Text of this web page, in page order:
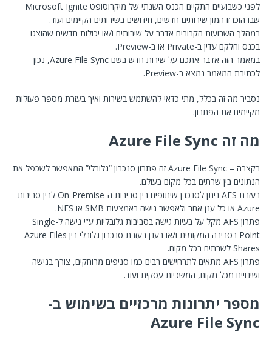
לפני כשבועיים התקיים הכנס השנתי של מיקרוסופט Microsoft Ignite
שבו הוכרזו המון שירותים חדשים, חידושים בשירותים הקיימים ועוד.
במהלך השבועות הקרובים אדבר על שירותים ו/או יכולות חדשים שהוצגו
בכנס וחלקם עדין ב-Private או ב-Preview.
במאמר הזה אדבר אתכם על שירות חדש בשם Azure File Sync, נכון
לכתיבת המאמר נמצא ב-Preview.
נסביר מה זה בכלל, מתי כדאי להשתמש בשירות ואיך בעזרת מספר פעולות
מקיימים את הפתרון.
מה זה Azure File Sync
בקצרה – Azure File Sync זה פתרון סנכרון “גלובלי” המאפשר לשכפל את
הנתונים בין שרתים בכל מקום בעולם.
בעזרת AFS ניתן לסנכרן שיתופים בין סביבות ה-On-Premise לבין סביבות
Azure או כל ענן אחר ולאפשר גישה באמצעות SMB או NFS.
פתרון AFS מקל על בעיות גישה בסביבות גלובליות ע”י גישה ל-Single
Point בסביבה המקומית ו/או בענן בעזרת סנכרון גלובלי בין Azure Files
Shares לשרתים בכל מקום.
פתרון AFS מתאים לתרחישים רבים כמו סניפים מרוחקים, צורך בגישה
ושינויים מכל מקום, המשכיות עסקית ועוד.
מספר יתרונות מרכזיים בשימוש ב-
Azure File Sync